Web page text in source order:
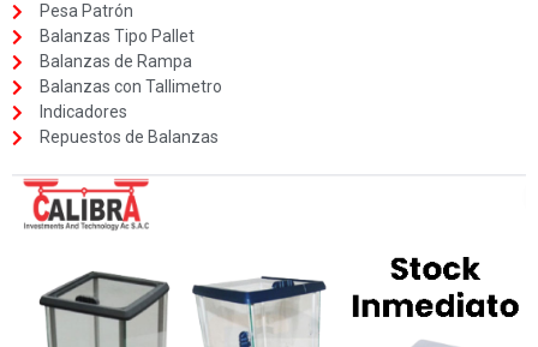
Pesa Patrón
Balanzas Tipo Pallet
Balanzas de Rampa
Balanzas con Tallimetro
Indicadores
Repuestos de Balanzas